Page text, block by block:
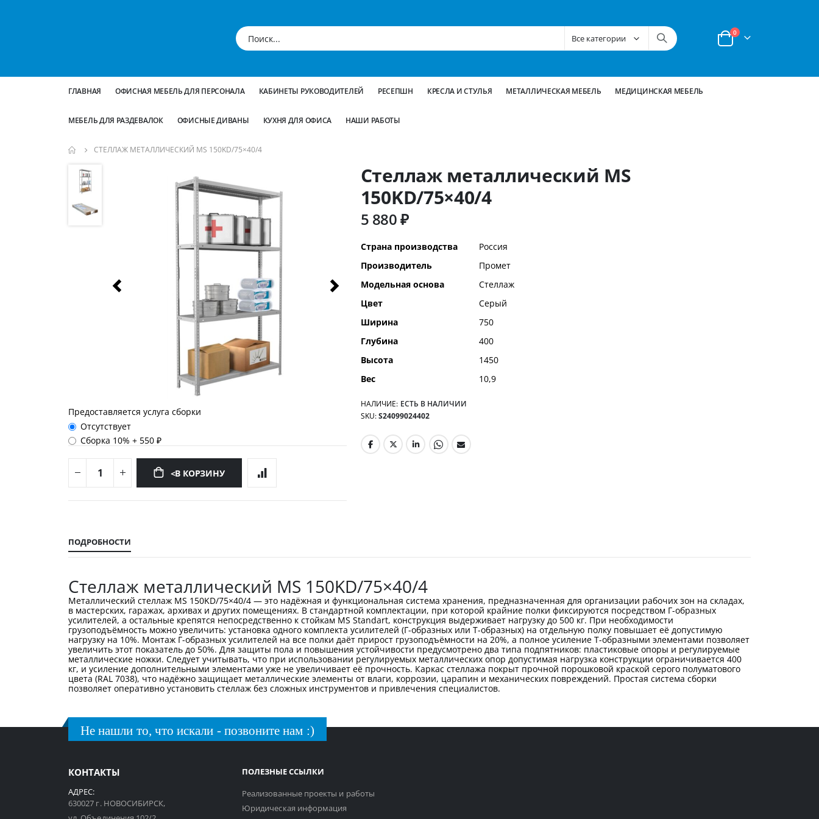
Корзина
0позиции
ГЛАВНАЯ ОФИСНАЯ МЕБЕЛЬ ДЛЯ ПЕРСОНАЛА КАБИНЕТЫ РУКОВОДИТЕЛЕЙ РЕСЕПШН КРЕСЛА И СТУЛЬЯ МЕТАЛЛИЧЕСКАЯ МЕБЕЛЬ МЕДИЦИНСКАЯ МЕБЕЛЬ
МЕБЕЛЬ ДЛЯ РАЗДЕВАЛОК ОФИСНЫЕ ДИВАНЫ КУХНЯ ДЛЯ ОФИСА НАШИ РАБОТЫ
СТЕЛЛАЖ МЕТАЛЛИЧЕСКИЙ MS 150KD/75×40/4
Пропустить
перейти
галереям
изображений
Предоставляется услуга сборки
Отсутствует
Сборка 10%+ 550 ₽
<В КОРЗИНУ
началу
галереи
изображений
Стеллаж металлический MS
150KD/75×40/4
5 880 ₽
Дополнительная
информация
Страна производства
Россия
Производитель
Промет
Модельная основа
Стеллаж
Цвет
Серый
Ширина
750
Глубина
400
Высота
1450
Вес
10,9
НАЛИЧИЕ: ЕСТЬ В НАЛИЧИИ
SKU S24099024402
ПОДРОБНОСТИ
Стеллаж металлический MS 150KD/75×40/4
Металлический стеллаж MS 150KD/75×40/4 — это надёжная и функциональная система хранения, предназначенная для организации рабочих зон на складах,
в мастерских, гаражах, архивах и других помещениях. В стандартной комплектации, при которой крайние полки фиксируются посредством Г-образных
усилителей, а остальные крепятся непосредственно к стойкам MS Standart, конструкция выдерживает нагрузку до 500 кг. При необходимости
грузоподъёмность можно увеличить: установка одного комплекта усилителей (Г-образных или Т-образных) на отдельную полку повышает её допустимую
нагрузку на 10%. Монтаж Г-образных усилителей на все полки даёт прирост грузоподъёмности на 20%, а полное усиление Т-образными элементами позволяет
увеличить этот показатель до 50%. Для защиты пола и повышения устойчивости предусмотрено два типа подпятников: пластиковые опоры и регулируемые
металлические ножки. Следует учитывать, что при использовании регулируемых металлических опор допустимая нагрузка конструкции ограничивается 400
кг, и усиление дополнительными элементами уже не увеличивает её прочность. Каркас стеллажа покрыт прочной порошковой краской серого полуматового
цвета (RAL 7038), что надёжно защищает металлические элементы от влаги, коррозии, царапин и механических повреждений. Простая система сборки
позволяет оперативно установить стеллаж без сложных инструментов и привлечения специалистов.
Не нашли то, что искали - позвоните нам :)
КОНТАКТЫ
АДРЕС:
630027 г. НОВОСИБИРСК,
ПОЛЕЗНЫЕ ССЫЛКИ
Реализованные проекты и работы
Юридическая информация